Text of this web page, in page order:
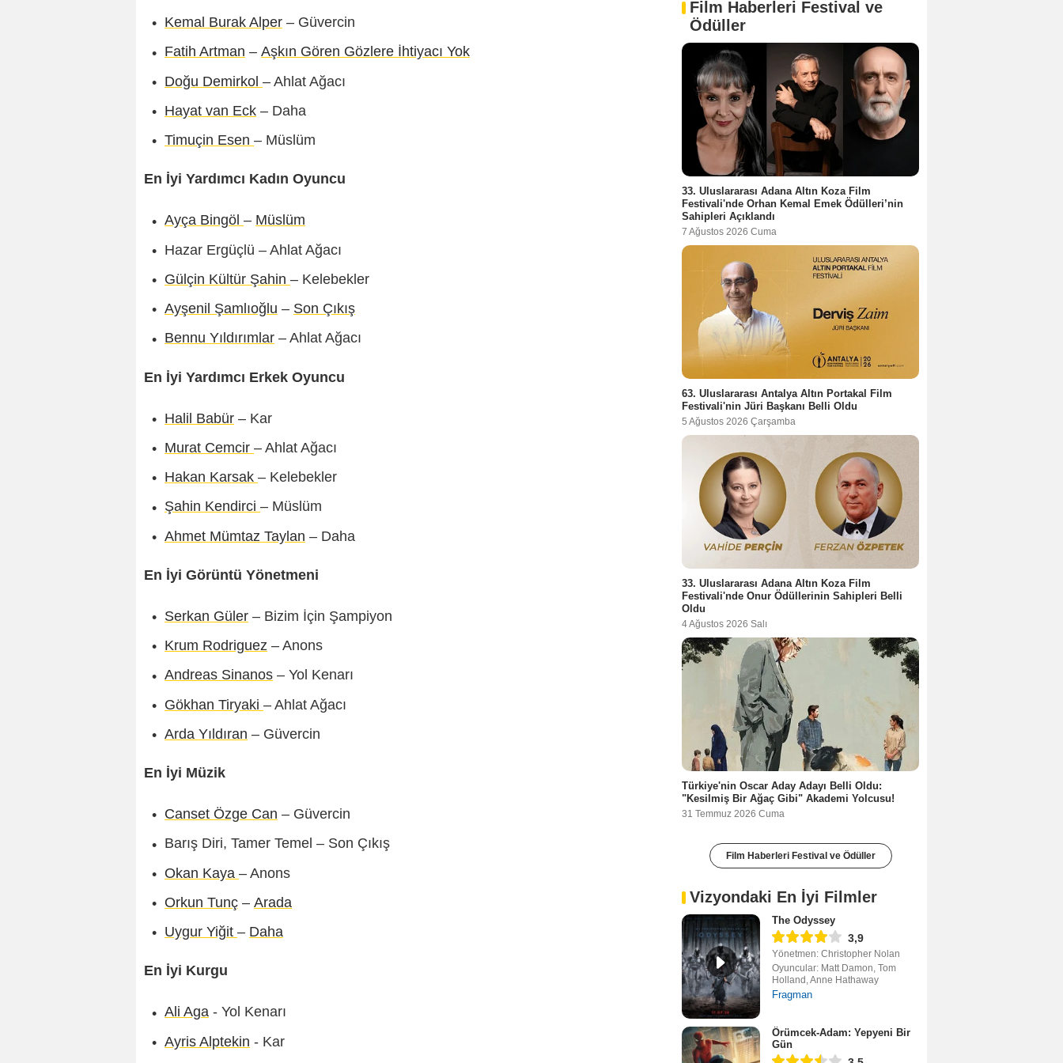
Kemal Burak Alper – Güvercin
Fatih Artman – Aşkın Gören Gözlere İhtiyacı Yok
Doğu Demirkol – Ahlat Ağacı
Hayat van Eck – Daha
Timuçin Esen – Müslüm
En İyi Yardımcı Kadın Oyuncu
Ayça Bingöl – Müslüm
Hazar Ergüçlü – Ahlat Ağacı
Gülçin Kültür Şahin – Kelebekler
Ayşenil Şamlıoğlu – Son Çıkış
Bennu Yıldırımlar – Ahlat Ağacı
En İyi Yardımcı Erkek Oyuncu
Halil Babür – Kar
Murat Cemcir – Ahlat Ağacı
Hakan Karsak – Kelebekler
Şahin Kendirci – Müslüm
Ahmet Mümtaz Taylan – Daha
En İyi Görüntü Yönetmeni
Serkan Güler – Bizim İçin Şampiyon
Krum Rodriguez – Anons
Andreas Sinanos – Yol Kenarı
Gökhan Tiryaki – Ahlat Ağacı
Arda Yıldıran – Güvercin
En İyi Müzik
Canset Özge Can – Güvercin
Barış Diri, Tamer Temel – Son Çıkış
Okan Kaya – Anons
Orkun Tunç – Arada
Uygur Yiğit – Daha
En İyi Kurgu
Ali Aga - Yol Kenarı
Ayris Alptekin - Kar
Film Haberleri Festival ve
Ödüller
33. Uluslararası Adana Altın Koza Film
Festivali'nde Orhan Kemal Emek Ödülleri’nin
Sahipleri Açıklandı
7 Ağustos 2026 Cuma
63. Uluslararası Antalya Altın Portakal Film
Festivali'nin Jüri Başkanı Belli Oldu
5 Ağustos 2026 Çarşamba
33. Uluslararası Adana Altın Koza Film
Festivali'nde Onur Ödüllerinin Sahipleri Belli
Oldu
4 Ağustos 2026 Salı
Türkiye'nin Oscar Aday Adayı Belli Oldu:
"Kesilmiş Bir Ağaç Gibi" Akademi Yolcusu!
31 Temmuz 2026 Cuma
Film Haberleri Festival ve Ödüller
Vizyondaki En İyi Filmler
The Odyssey
3,9
Yönetmen: Christopher Nolan
Oyuncular: Matt Damon, Tom
Holland, Anne Hathaway
Fragman
Örümcek-Adam: Yepyeni Bir
Gün